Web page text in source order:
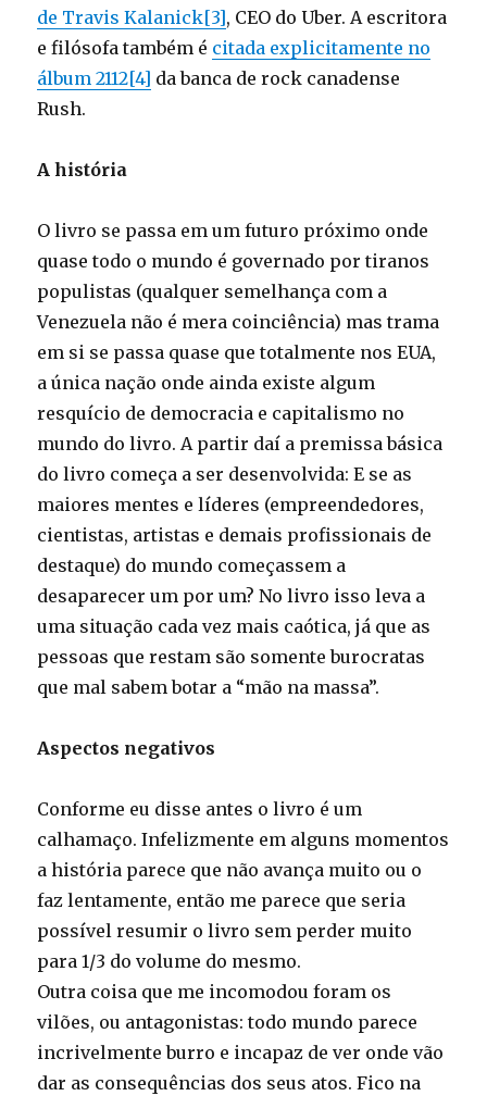
de Travis Kalanick[3], CEO do Uber. A escritora
e filósofa também é citada explicitamente no
álbum 2112[4] da banca de rock canadense
Rush.
A história
O livro se passa em um futuro próximo onde
quase todo o mundo é governado por tiranos
populistas (qualquer semelhança com a
Venezuela não é mera coinciência) mas trama
em si se passa quase que totalmente nos EUA,
a única nação onde ainda existe algum
resquício de democracia e capitalismo no
mundo do livro. A partir daí a premissa básica
do livro começa a ser desenvolvida: E se as
maiores mentes e líderes (empreendedores,
cientistas, artistas e demais profissionais de
destaque) do mundo começassem a
desaparecer um por um? No livro isso leva a
uma situação cada vez mais caótica, já que as
pessoas que restam são somente burocratas
que mal sabem botar a “mão na massa”.
Aspectos negativos
Conforme eu disse antes o livro é um
calhamaço. Infelizmente em alguns momentos
a história parece que não avança muito ou o
faz lentamente, então me parece que seria
possível resumir o livro sem perder muito
para 1/3 do volume do mesmo.
Outra coisa que me incomodou foram os
vilões, ou antagonistas: todo mundo parece
incrivelmente burro e incapaz de ver onde vão
dar as consequências dos seus atos. Fico na